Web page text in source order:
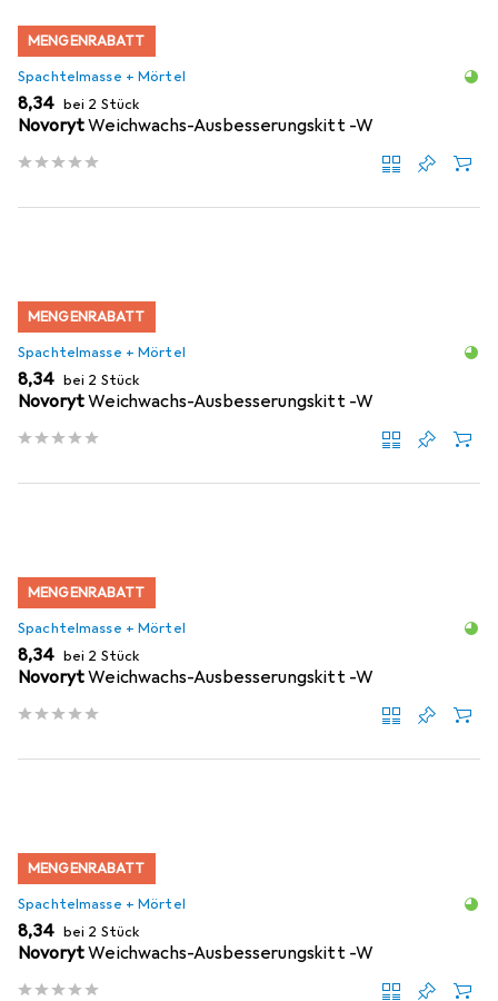
MENGENRABATT
Spachtelmasse + Mörtel
EUR
8,34 bei 2 Stück
NovorytWeichwachs-Ausbesserungskitt -W
MENGENRABATT
Spachtelmasse + Mörtel
EUR
8,34 bei 2 Stück
NovorytWeichwachs-Ausbesserungskitt -W
MENGENRABATT
Spachtelmasse + Mörtel
EUR
8,34 bei 2 Stück
NovorytWeichwachs-Ausbesserungskitt -W
MENGENRABATT
Spachtelmasse + Mörtel
EUR
8,34 bei 2 Stück
NovorytWeichwachs-Ausbesserungskitt -W